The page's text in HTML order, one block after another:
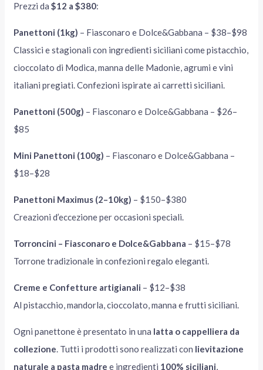
Prezzi da$12 a $380:
Panettoni (1kg) – Fiasconaro e Dolce&Gabbana – $38–$98
Classici e stagionali con ingredienti siciliani come pistacchio,
cioccolato di Modica, manna delle Madonie, agrumi e vini
italiani pregiati. Confezioni ispirate ai carretti siciliani.
Panettoni (500g) – Fiasconaro e Dolce&Gabbana – $26–
$85
Mini Panettoni (100g) – Fiasconaro e Dolce&Gabbana –
$18–$28
Panettoni Maximus (2–10kg) – $150–$380
Creazioni d’eccezione per occasioni speciali.
Torroncini – Fiasconaro e Dolce&Gabbana – $15–$78
Torrone tradizionale in confezioni regalo eleganti.
Creme e Confetture artigianali – $12–$38
Al pistacchio, mandorla, cioccolato, manna e frutti siciliani.
Ogni panettone è presentato in una latta o cappelliera da
collezione. Tutti i prodotti sono realizzati con lievitazione
naturale a pasta madre e ingredienti 100% siciliani,